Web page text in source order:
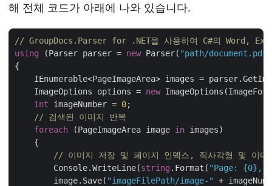
해 전체 코드가 아래에 나와 있습니다.
// GroupDocs.Parser for .NET을 사용하여 C#의 Word,
using (Parser parser = new Parser( "path/document.pdf"
{
IEnumerable<PageImageArea> images =
    ImageOptions options =
new
int imageNumber = 0;
// 검색된 이미지 반복
foreach (PageImageArea image in images)
    {
// 이미지 저장 및 페이지 인덱스, 직사각형 및 이미
        Console.WriteLine(
string .Format( "Page: {0},
        image.Save(
"imageFilePath/image-"
+